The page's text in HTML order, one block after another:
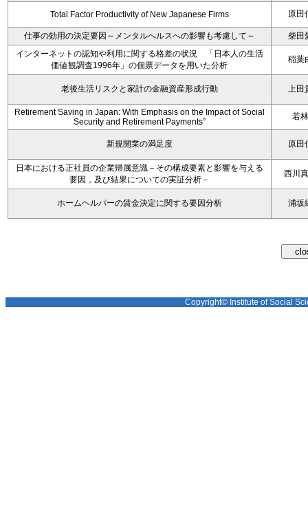
Total Factor Productivity of New Japanese Firms 原田
仕事の効用の決定要因～メンタルへルスへの影響も考慮して～
柴田
インターネットの認知や利用に関する格差の状況 「日本人の生活
価値観調査1996年」の個票データを用いた分析
稲葉
老後生活リスクと家計の金融資産形成行動 上田
Retirement Saving in Japan: With Emphasis on the Impact of Social
Security and Retirement Payments”
若
新規開業の満足度 原田
日本における正社員の企業帰属意識－その構成要素と影響を与える
要因，及び結果についての実証分析－
西川
ホームヘルパーの賃金決定に関する要因分析 浦坂
Copyright© Institute of Social